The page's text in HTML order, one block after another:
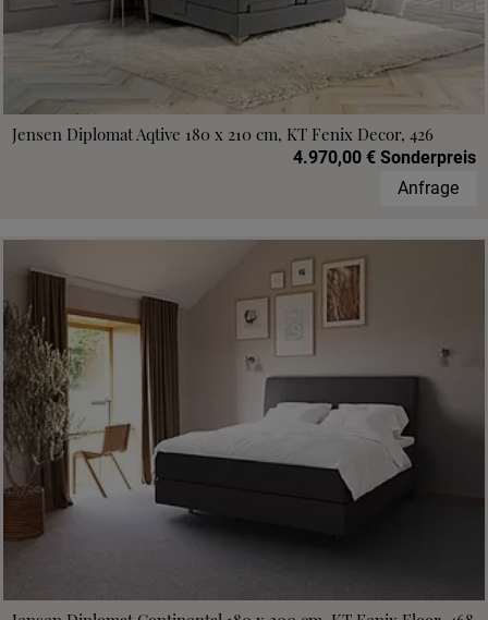
Jensen Diplomat Aqtive 180 x 210 cm, KT Fenix Decor, 426
4.970,00 € Sonderpreis
Anfrage